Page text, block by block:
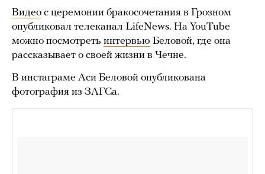
Видео с церемонии бракосочетания в Грозном
опубликовал телеканал LifeNews. На YouTube
можно посмотреть интервью Беловой, где она
рассказывает о своей жизни в Чечне.
В инстаграме Аси Беловой опубликована
фотография из ЗАГСа.